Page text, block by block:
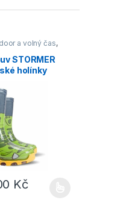
na stránce produktu
a volný čas,
STORMER
holínky
Kč